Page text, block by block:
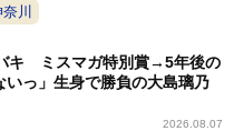
フォロワーからも祝福
川
キ ミスマガ特別賞→5年後の
っ」生身で勝負の大島璃乃
2026.08.07